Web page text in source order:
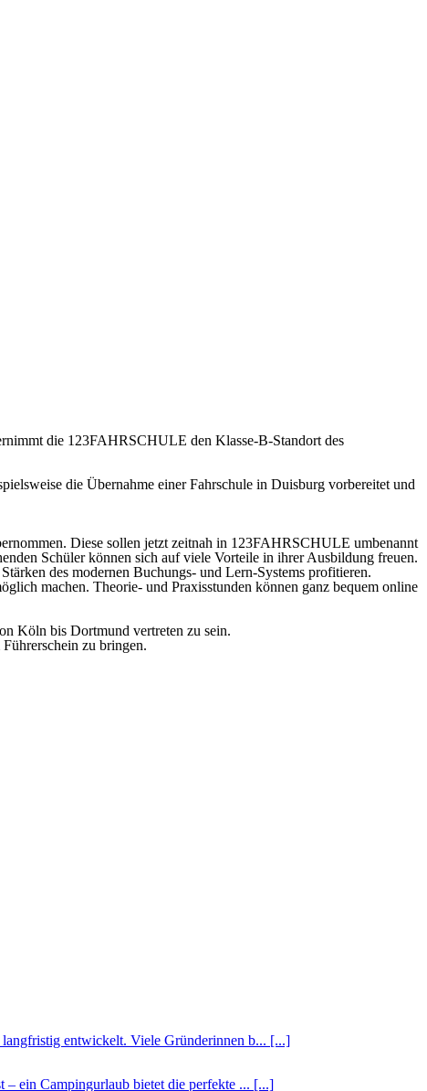
die 123FAHRSCHULE den Klasse-B-Standort des
die Übernahme einer Fahrschule in Duisburg vorbereitet und
Diese sollen jetzt zeitnah in 123FAHRSCHULE umbenannt
Schüler können sich auf viele Vorteile in ihrer Ausbildung freuen.
des modernen Buchungs- und Lern-Systems profitieren.
machen. Theorie- und Praxisstunden können ganz bequem online
Köln bis Dortmund vertreten zu sein.
zu bringen.
langfristig entwickelt. Viele Gründerinnen b... [...]
– ein Campingurlaub bietet die perfekte ... [...]